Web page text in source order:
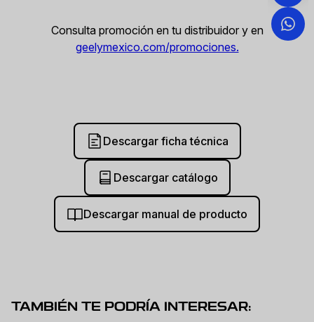
Consulta promoción en tu distribuidor y en
geelymexico.com/promociones.
Descargar ficha técnica
Descargar catálogo
Descargar manual de producto
TAMBIÉN TE PODRÍA INTERESAR: